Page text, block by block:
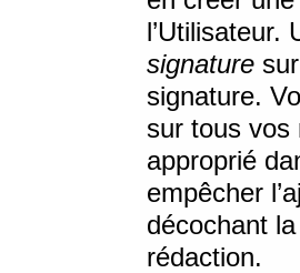
signature
signature.
sur tous vos
approprié
empêcher
décochant
rédaction.